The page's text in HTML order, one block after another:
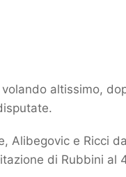
altissimo,
Alibegovic e Ricci
di Rubbini al